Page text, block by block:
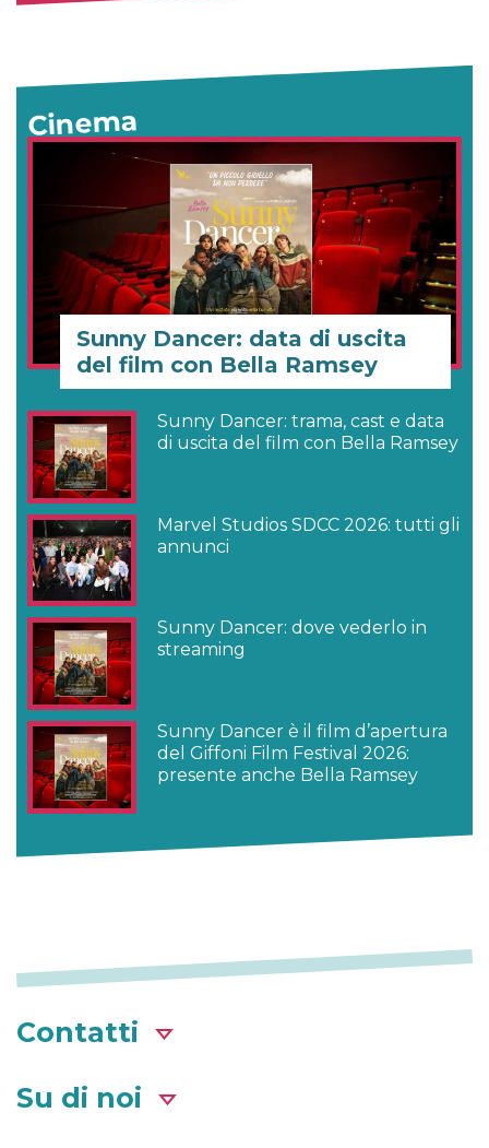
Cinema
Sunny Dancer: data di uscita
del film con Bella Ramsey
Sunny Dancer: trama, cast e data
di uscita del film con Bella Ramsey
Marvel Studios SDCC 2026: tutti gli
annunci
Sunny Dancer: dove vederlo in
streaming
Sunny Dancer è il film d’apertura
del Giffoni Film Festival 2026:
presente anche Bella Ramsey
Contatti
Su di noi